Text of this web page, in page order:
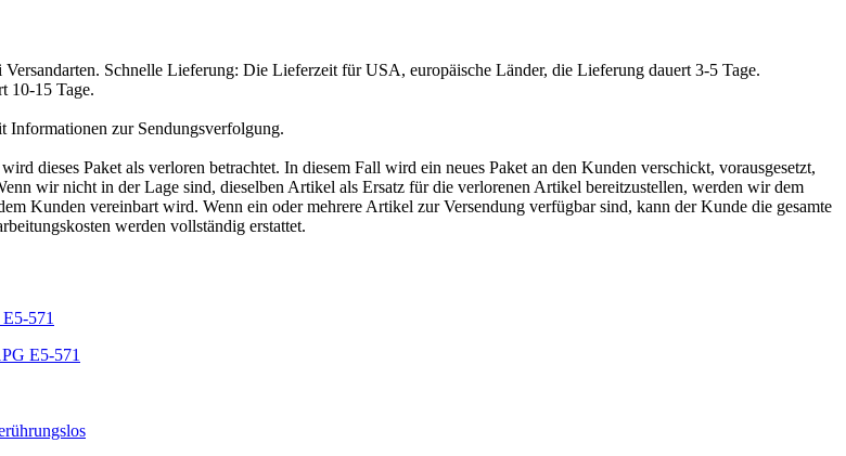
Schnelle Lieferung: Die Lieferzeit für USA, europäische Länder, die Lieferung dauert 3-5 Tage.
10-15 Tage.
Informationen zur Sendungsverfolgung.
dieses Paket als verloren betrachtet. In diesem Fall wird ein neues Paket an den Kunden verschickt, vorausgesetzt,
wir nicht in der Lage sind, dieselben Artikel als Ersatz für die verlorenen Artikel bereitzustellen, werden wir dem
Kunden vereinbart wird. Wenn ein oder mehrere Artikel zur Versendung verfügbar sind, kann der Kunde die gesamte
werden vollständig erstattet.
E5-571